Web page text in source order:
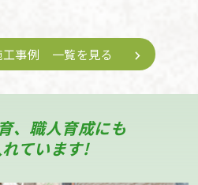
工事例 一覧を見る
、職人育成にも
ています!